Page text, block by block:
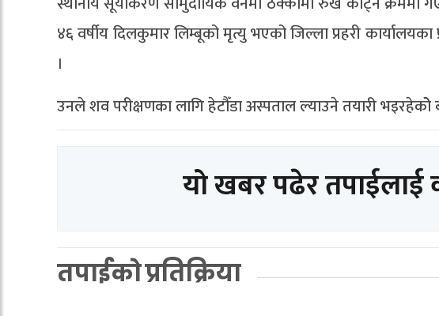
४६ वर्षीय दिलकुमार लिम्बूको मृत्यु भएको जिल्ला प्रहरी कार्यालयका
।
उनले शव परीक्षणका लागि हेटौँडा अस्पताल ल्याउने तयारी भइरहेकोे
यो खबर पढेर
तपाईको प्रतिक्रिया